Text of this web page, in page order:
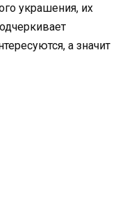
украшения, их
а значит